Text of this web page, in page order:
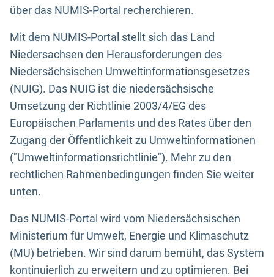
über das NUMIS-Portal recherchieren.
Mit dem NUMIS-Portal stellt sich das Land
Niedersachsen den Herausforderungen des
Niedersächsischen Umweltinformationsgesetzes
(NUIG). Das NUIG ist die niedersächsische
Umsetzung der Richtlinie 2003/4/EG des
Europäischen Parlaments und des Rates über den
Zugang der Öffentlichkeit zu Umweltinformationen
("Umweltinformationsrichtlinie"). Mehr zu den
rechtlichen Rahmenbedingungen finden Sie weiter
unten.
Das NUMIS-Portal wird vom Niedersächsischen
Ministerium für Umwelt, Energie und Klimaschutz
(MU) betrieben. Wir sind darum bemüht, das System
kontinuierlich zu erweitern und zu optimieren. Bei